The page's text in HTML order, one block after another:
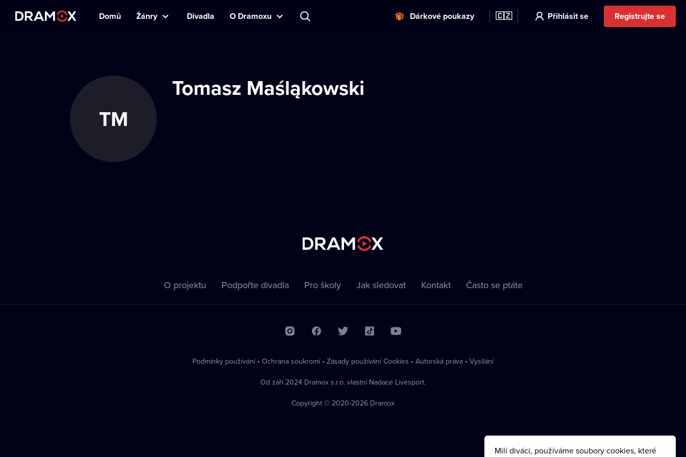
Domů Žánry Divadla O Dramoxu Dárkové poukazy 🇨🇿 Přihlásit se Registrujte se
TM
Tomasz Maśląkowski
O projektu Podpořte divadla Pro školy Jak sledovat Kontakt Často se ptáte
Podmínky používání • Ochrana soukromí • Zásady používání Cookies • Autorská práva • Vysílání
Od září 2024 Dramox s.r.o. vlastní Nadace Livesport.
Copyright © 2020-2026 Dramox
Milí diváci, používáme soubory cookies, které